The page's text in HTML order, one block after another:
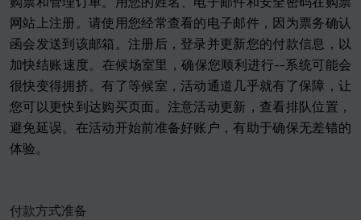
网站上注册。请使用您经常查看的电子邮件，因为票务确认
函会发送到该邮箱。注册后，登录并更新您的付款信息，以
加快结账速度。在候场室里，确保您顺利进行--系统可能会
很快变得拥挤。有了等候室，活动通道几乎就有了保障，让
您可以更快到达购买页面。注意活动更新，查看排队位置，
避免延误。在活动开始前准备好账户，有助于确保无差错的
体验。
付款方式准备